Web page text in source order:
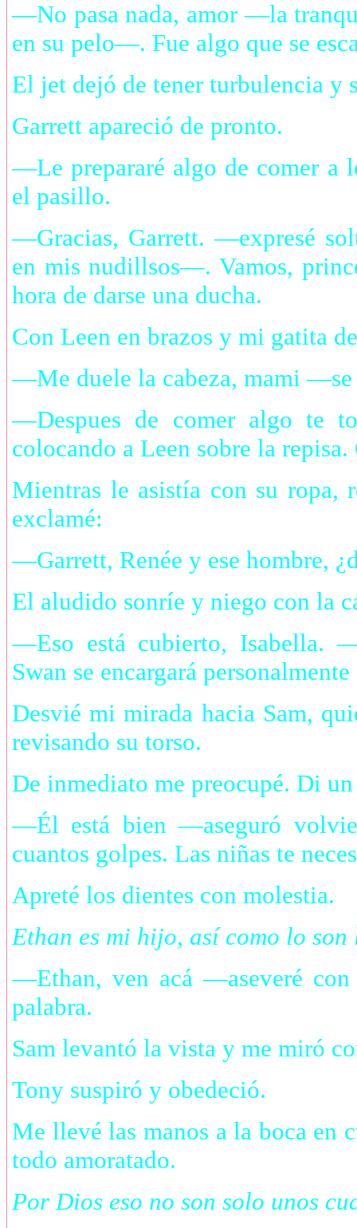
—No pasa nada, amor —la
en su pelo—. Fue algo que se
El jet dejó de tener turbulencia y
Garrett apareció de pronto.
—Le prepararé algo de comer a
el pasillo.
—Gracias, Garrett. —expresé
en mis nudillsos—. Vamos,
hora de darse una ducha.
Con Leen en brazos y mi gatita
—Me duele la cabeza, mami
—Despues de comer algo te
colocando a Leen sobre la
Mientras le asistía con su ropa,
exclamé:
—Garrett, Renée y ese hombre,
El aludido sonríe y niego con la
—Eso está cubierto, Isabella.
Swan se encargará personalmente
Desvié mi mirada hacia Sam,
revisando su torso.
De inmediato me preocupé. Di
—Él está bien —aseguró
cuantos golpes. Las niñas te
Apreté los dientes con molestia.
Ethan es mi hijo, así como lo son
—Ethan, ven acá —aseveré con
palabra.
Sam levantó la vista y me miró
Tony suspiró y obedeció.
Me llevé las manos a la boca en
todo amoratado.
Por Dios eso no son solo unos